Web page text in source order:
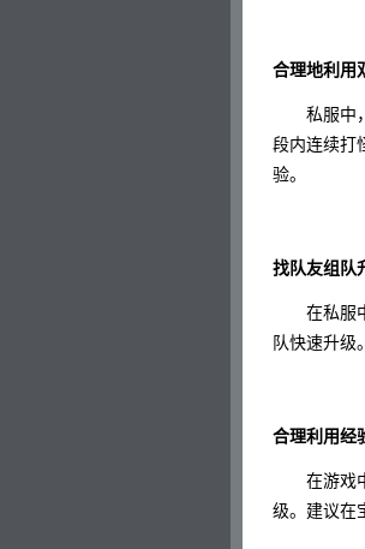
合理地利用
私服中，
段内连续打
验。
找队友组队
在私服中
队快速升级
合理利用经
在游戏中
级。建议在